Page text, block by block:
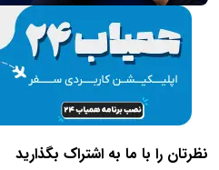
نظرتان را با ما به اشتراک بگذارید